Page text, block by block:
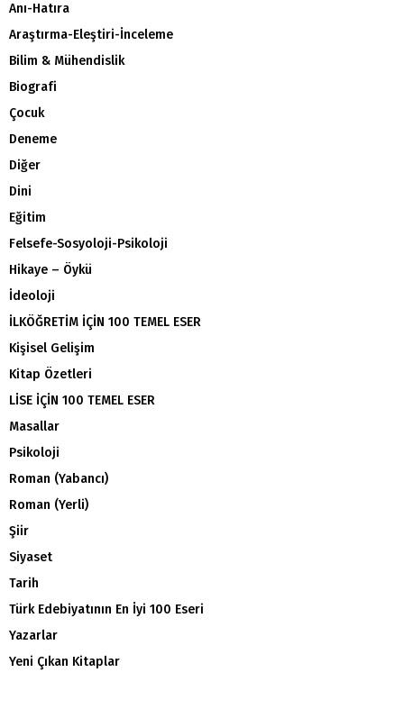
Anı-Hatıra
Araştırma-Eleştiri-İnceleme
Bilim & Mühendislik
Biografi
Çocuk
Deneme
Diğer
Dini
Eğitim
Felsefe-Sosyoloji-Psikoloji
Hikaye – Öykü
İdeoloji
İLKÖĞRETİM İÇİN 100 TEMEL ESER
Kişisel Gelişim
Kitap Özetleri
LİSE İÇİN 100 TEMEL ESER
Masallar
Psikoloji
Roman (Yabancı)
Roman (Yerli)
Şiir
Siyaset
Tarih
Türk Edebiyatının En İyi 100 Eseri
Yazarlar
Yeni Çıkan Kitaplar